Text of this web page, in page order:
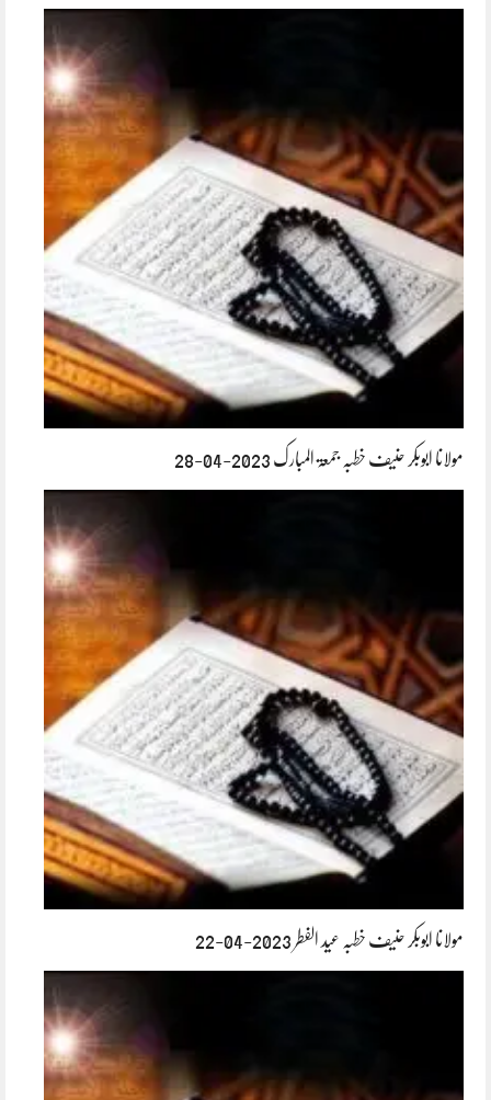
مولانا ابوبکر حنیف خطبہ جمعۃ المبارک 2023-04-28
مولانا ابوبکر حنیف خطبہ عید الفطر 2023-04-22